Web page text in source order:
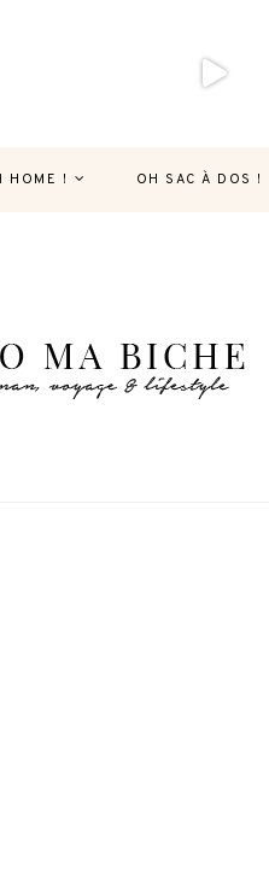
HOME ! OH SAC À DOS !